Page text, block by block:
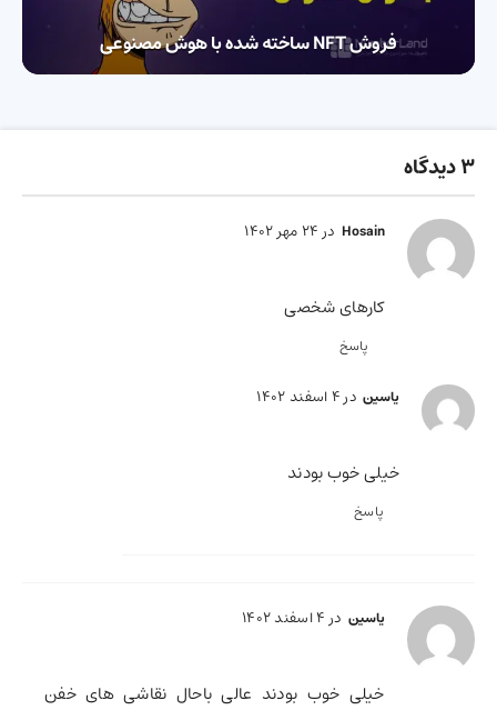
فروش NFT ساخته شده با هوش مصنوعی
3 دیدگاه
Hosain در 24 مهر 1402
کارهای شخصی
پاسخ
یاسین در 4 اسفند 1402
خیلی خوب بودند
پاسخ
یاسین در 4 اسفند 1402
خیلی خوب بودند عالی باحال نقاشی های خفن